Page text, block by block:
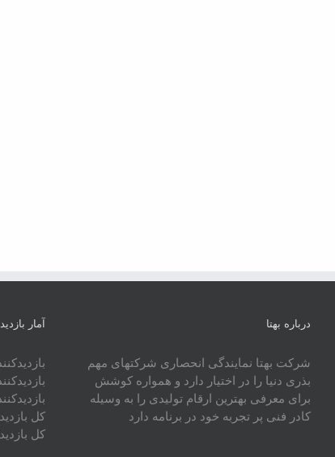
درباره بهتا
شرکت بهتا نمایندگی انحصاری شرکتهای مهم
بذری دنیا را در اختیار دارد و همواره کوشش
برای معرفی بهترین ارقام تولیدی را به وسیله
کادر فنی پر تجربه خود در برنامه دارد
آمار بازدید
کل
کل